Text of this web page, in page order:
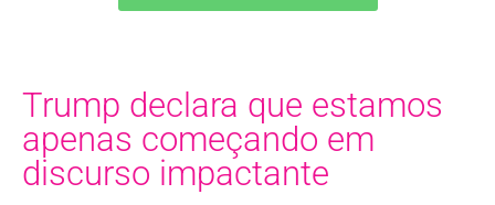
Trump declara que estamos
apenas começando em
discurso impactante